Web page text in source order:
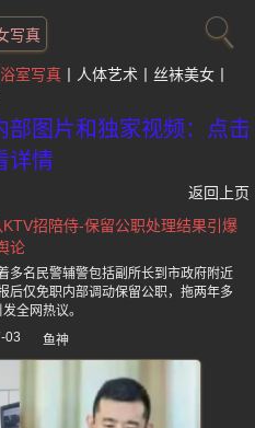
写真
浴室写真 人体艺术
丝袜美女
部图片和独家视频：点击
详情
返回上页
招陪侍-保留公职处理结果引爆
论
多名民警辅警包括副所长到市政府附近
后仅免职内部调动保留公职，拖两年多
全网热议。
03
鱼神